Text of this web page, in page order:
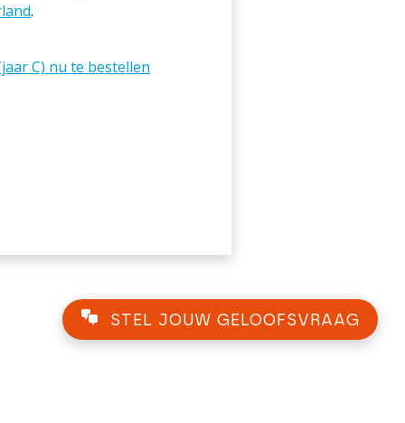
.
C) nu te bestellen
STEL JOUW GELOOFSVRAAG